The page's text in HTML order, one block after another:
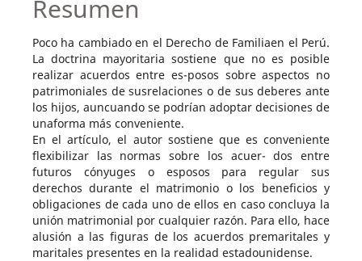
Resumen
Poco ha cambiado en el Derecho de Familiaen el Perú.
La doctrina mayoritaria sostiene que no es posible
realizar acuerdos entre es-posos sobre aspectos no
patrimoniales de susrelaciones o de sus deberes ante
los hijos, auncuando se podrían adoptar decisiones de
unaforma más conveniente.
En el artículo, el autor sostiene que es conveniente
flexibilizar las normas sobre los acuer- dos entre
futuros cónyuges o esposos para regular sus
derechos durante el matrimonio o los beneficios y
obligaciones de cada uno de ellos en caso concluya la
unión matrimonial por cualquier razón. Para ello, hace
alusión a las figuras de los acuerdos premaritales y
maritales presentes en la realidad estadounidense.